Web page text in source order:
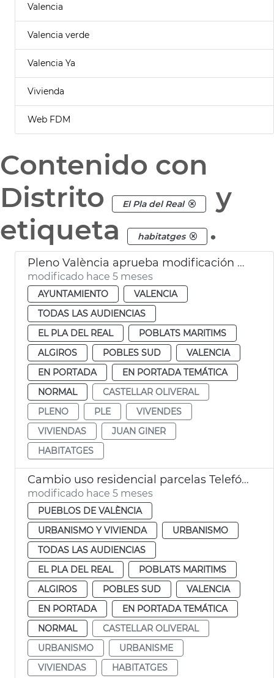
Valencia
Valencia verde
Valencia Ya
Vivienda
Web FDM
Contenido con
Distrito
El Pla del Real
y
etiqueta
habitatges .
Pleno València aprueba modificación PGOU cambio uso parcelas Telefónica
modificado hace 5 meses
AYUNTAMIENTO
VALENCIA
TODAS LAS AUDIENCIAS
EL PLA DEL REAL
POBLATS MARITIMS
ALGIROS
POBLES SUD
VALENCIA
EN PORTADA
EN PORTADA TEMÁTICA
NORMAL
CASTELLAR OLIVERAL
PLENO
PLE
VIVENDES
VIVIENDAS
JUAN GINER
HABITATGES
Cambio uso residencial parcelas Telefónica València
modificado hace 5 meses
PUEBLOS DE VALÈNCIA
URBANISMO Y VIVIENDA
URBANISMO
TODAS LAS AUDIENCIAS
EL PLA DEL REAL
POBLATS MARITIMS
ALGIROS
POBLES SUD
VALENCIA
EN PORTADA
EN PORTADA TEMÁTICA
NORMAL
CASTELLAR OLIVERAL
URBANISMO
URBANISME
VIVIENDAS
HABITATGES